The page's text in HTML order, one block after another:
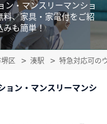
・マンスリーマンショ
、家具・家電付をご紹
みも簡単！
区 湊駅 特急対応可の
ョン・マンスリーマンシ